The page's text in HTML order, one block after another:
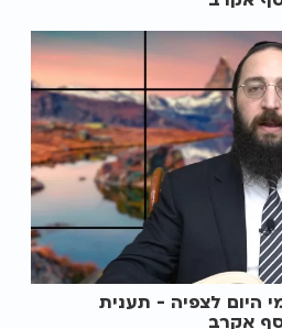
היום לצפיה - תענית
אקרב